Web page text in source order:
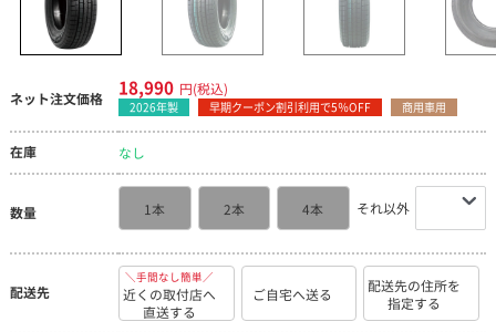
ネット注文価格 18,990 円(税込)
2026年製 早期クーポン割引利用で5％OFF 商用車用
在庫 なし
数量 1本 2本 4本 それ以外
配送先
＼手間なし簡単／
近くの取付店へ
直送する
ご自宅へ送る
配送先の住所を
指定する